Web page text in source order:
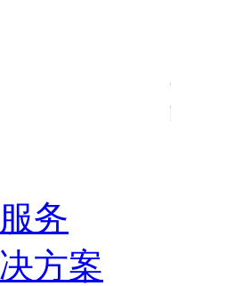
务
方案